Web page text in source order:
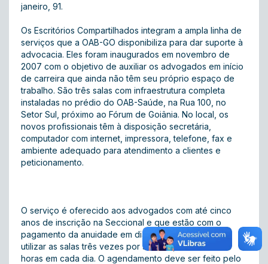
janeiro, 91.
Os Escritórios Compartilhados integram a ampla linha de
serviços que a OAB-GO disponibiliza para dar suporte à
advocacia. Eles foram inaugurados em novembro de
2007 com o objetivo de auxiliar os advogados em início
de carreira que ainda não têm seu próprio espaço de
trabalho. São três salas com infraestrutura completa
instaladas no prédio do OAB-Saúde, na Rua 100, no
Setor Sul, próximo ao Fórum de Goiânia. No local, os
novos profissionais têm à disposição secretária,
computador com internet, impressora, telefone, fax e
ambiente adequado para atendimento a clientes e
peticionamento.
O serviço é oferecido aos advogados com até cinco
anos de inscrição na Seccional e que estão com o
pagamento da anuidade em dia. O profissional pode
utilizar as salas três vezes por semana, durante duas
horas em cada dia. O agendamento deve ser feito pelo